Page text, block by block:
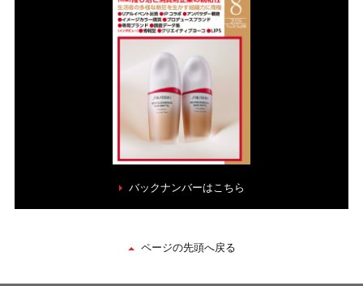
バックナンバーはこちら
ページの先頭へ戻る